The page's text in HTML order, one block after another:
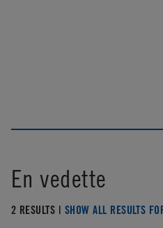
En vedette
2 RESULTS | SHOW ALL RESULTS